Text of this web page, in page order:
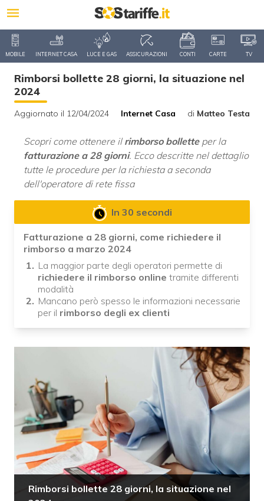
MOBILE INTERNET CASA LUCE E GAS ASSICURAZIONI CONTI CARTE TV
Rimborsi bollette 28 giorni, la situazione nel
2024
Aggiornato il 12/04/2024 Internet Casa di Matteo Testa
Scopri come ottenere il rimborso bolletteper la
fatturazione a 28 giorni. Ecco descritte nel dettaglio
tutte le procedure per la richiesta a seconda
dell'operatore di rete fissa
In 30 secondi
Fatturazione a 28 giorni, come richiedere il
rimborso a marzo 2024
La maggior parte degli operatori permette di
richiedere il rimborso online tramite differenti
modalità
Mancano però spesso le informazioni necessarie
per il rimborso degli ex clienti
Rimborsi bollette 28 giorni, la situazione nel